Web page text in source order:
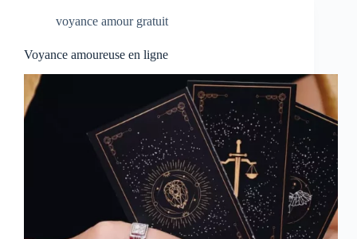
voyance amour gratuit
Voyance amoureuse en ligne